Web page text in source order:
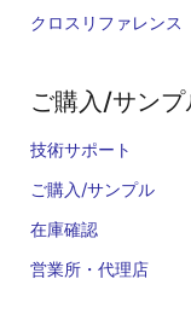
クロスリファレンス
ご購入/サンプ
技術サポート
ご購入/サンプル
在庫確認
営業所・代理店